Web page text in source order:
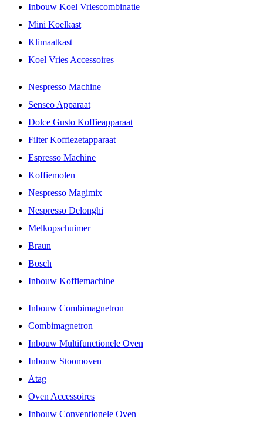
Inbouw Koel Vriescombinatie
Mini Koelkast
Klimaatkast
Koel Vries Accessoires
Nespresso Machine
Senseo Apparaat
Dolce Gusto Koffieapparaat
Filter Koffiezetapparaat
Espresso Machine
Koffiemolen
Nespresso Magimix
Nespresso Delonghi
Melkopschuimer
Braun
Bosch
Inbouw Koffiemachine
Inbouw Combimagnetron
Combimagnetron
Inbouw Multifunctionele Oven
Inbouw Stoomoven
Atag
Oven Accessoires
Inbouw Conventionele Oven